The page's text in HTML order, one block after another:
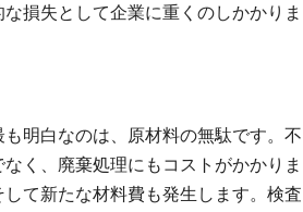
損失として企業に重くのしかかりま
明白なのは、原材料の無駄です。不
く、廃棄処理にもコストがかかりま
て新たな材料費も発生します。検査